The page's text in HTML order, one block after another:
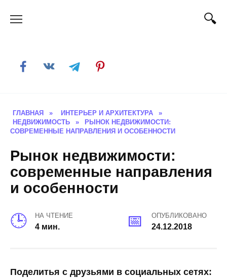
ГЛАВНАЯ » ИНТЕРЬЕР И АРХИТЕКТУРА
»
НЕДВИЖИМОСТЬ
»
РЫНОК НЕДВИЖИМОСТИ:
СОВРЕМЕННЫЕ НАПРАВЛЕНИЯ И ОСОБЕННОСТИ
Рынок недвижимости:
современные направления
и особенности
НА ЧТЕНИЕ
4 мин.
ОПУБЛИКОВАНО
24.12.2018
Поделитья с друзьями в социальных сетях: